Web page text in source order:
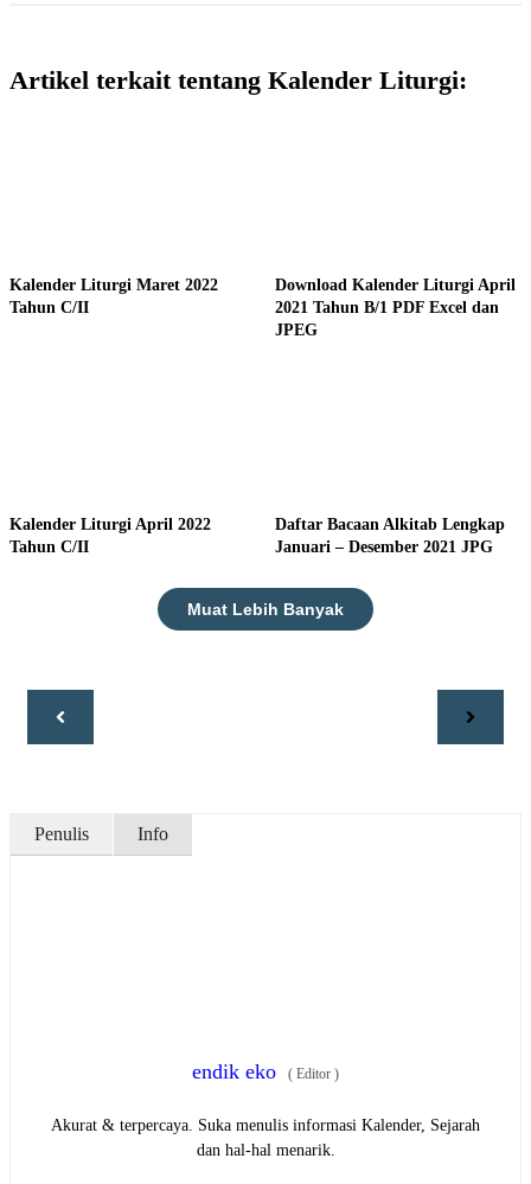
Artikel terkait tentang Kalender Liturgi:
Kalender Liturgi Maret 2022
Tahun C/II
Download Kalender Liturgi April
2021 Tahun B/1 PDF Excel dan
JPEG
Kalender Liturgi April 2022
Tahun C/II
Daftar Bacaan Alkitab Lengkap
Januari – Desember 2021 JPG
Muat Lebih Banyak
Penulis Info
endik eko ( Editor )
Akurat & terpercaya. Suka menulis informasi Kalender, Sejarah
dan hal-hal menarik.